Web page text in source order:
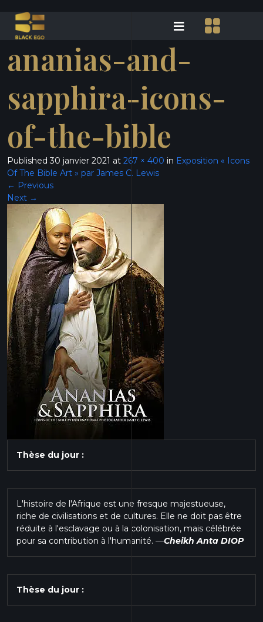
ananias-and-
sapphira-icons-
of-the-bible
Published30 janvier 2021 at 267 × 400 in Exposition « Icons
Of The Bible Art » par James C. Lewis
← Previous
Next →
Thèse du jour :
L'histoire de l'Afrique est une fresque majestueuse,
riche de civilisations et de cultures. Elle ne doit pas être
réduite à l'esclavage ou à la colonisation, mais célébrée
pour sa contribution à l'humanité. —Cheikh Anta DIOP
Thèse du jour :